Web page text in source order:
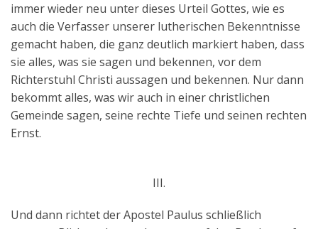
immer wieder neu unter dieses Urteil Gottes, wie es
auch die Verfasser unserer lutherischen Bekenntnisse
gemacht haben, die ganz deutlich markiert haben, dass
sie alles, was sie sagen und bekennen, vor dem
Richterstuhl Christi aussagen und bekennen. Nur dann
bekommt alles, was wir auch in einer christlichen
Gemeinde sagen, seine rechte Tiefe und seinen rechten
Ernst.
III.
Und dann richtet der Apostel Paulus schließlich